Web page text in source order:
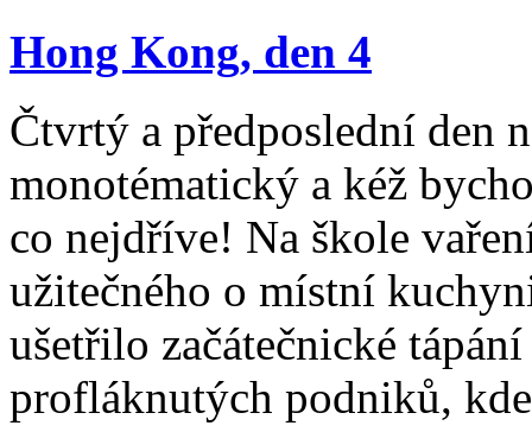
Hong Kong, den 4
Čtvrtý a předposlední den
monotématický a kéž
co nejdříve! Na škole
užitečného o místní
ušetřilo začátečnické
profláknutých podniků,